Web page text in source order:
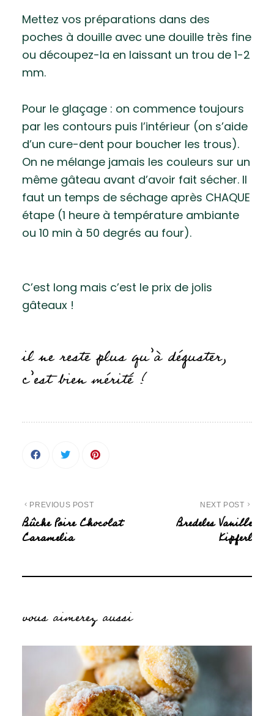
Mettez vos préparations dans des
poches à douille avec une douille très fine
ou découpez-la en laissant un trou de 1-2
mm.
Pour le glaçage : on commence toujours
par les contours puis l’intérieur (on s’aide
d’un cure-dent pour boucher les trous).
On ne mélange jamais les couleurs sur un
même gâteau avant d’avoir fait sécher. Il
faut un temps de séchage après CHAQUE
étape (1 heure à température ambiante
ou 10 min à 50 degrés au four).
C’est long mais c’est le prix de jolis
gâteaux !
il ne reste plus qu’à déguster,
c’est bien mérité !
PREVIOUS POST
Bûche Poire Chocolat
Caramelia
NEXT POST
Bredeles Vanille
Kipferl
vous aimerez aussi